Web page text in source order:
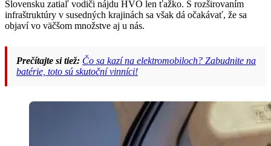
Slovensku zatiaľ vodiči nájdu HVO len ťažko. S rozširovaním
infraštruktúry v susedných krajinách sa však dá očakávať, že sa
objaví vo väčšom množstve aj u nás.
Prečítajte si tiež: Čo sa kazí na elektromobiloch? Zabudnite na
batérie, toto sú skutoční vinníci!